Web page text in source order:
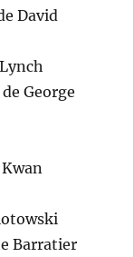
David
George
Barratier